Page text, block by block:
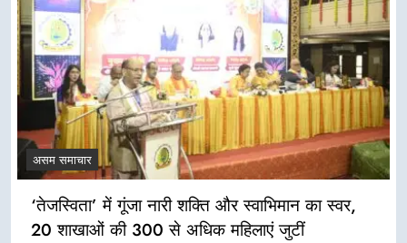
असम समाचार
‘तेजस्विता’ में गूंजा नारी शक्ति और स्वाभिमान का स्वर,
20 शाखाओं की 300 से अधिक महिलाएं जुटीं